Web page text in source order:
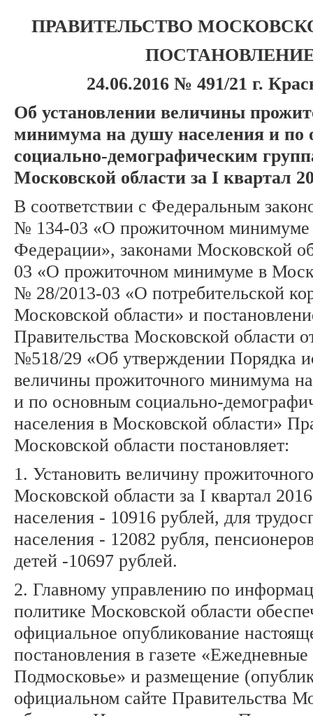
ПРАВИТЕЛЬСТВО
24.06.2016 № 491/21 г.
Об установлении величины
минимума на душу населения и по
социально-демографическим
Московской области за I квартал
В соответствии с Федеральным
№ 134-03 «О прожиточном минимуме
Федерации», законами Московской
03 «О прожиточном минимуме в
№ 28/2013-03 «О потребительской
Московской области» и
Правительства Московской области
№518/29 «Об утверждении Порядка
величины прожиточного минимума
и по основным социально-
населения в Московской области»
Московской области постановляет:
1. Установить величину
Московской области за I квартал
населения - 10916 рублей, для
населения - 12082 рубля,
детей -10697 рублей.
2. Главному управлению по
политике Московской области
официальное опубликование
постановления в газете
Подмосковье» и размещение
официальном сайте Правительства